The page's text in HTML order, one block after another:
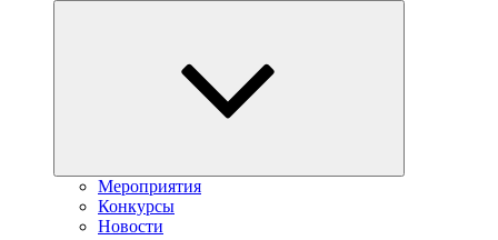
Мероприятия
Конкурсы
Новости